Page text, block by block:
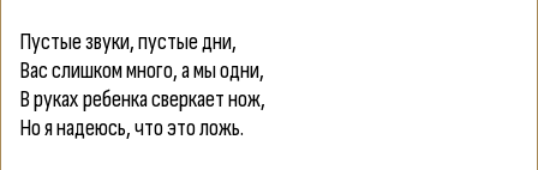
Пустые звуки, пустые дни,
Вас слишком много, а мы одни,
В руках ребенка сверкает нож,
Но я надеюсь, что это ложь.